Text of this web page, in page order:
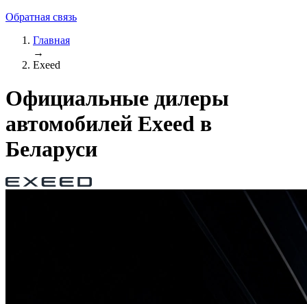
Обратная связь
Главная
→
Exeed
Официальные дилеры
автомобилей Exeed в
Беларуси